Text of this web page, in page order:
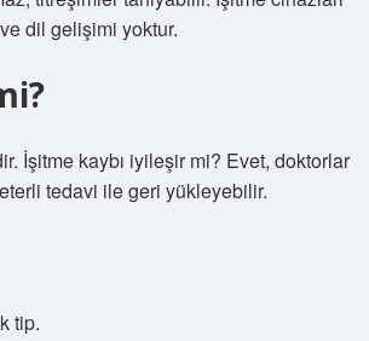
dil gelişimi yoktur.
İşitme kaybı iyileşir mi? Evet, doktorlar
tedavi ile geri yükleyebilir.
tip.